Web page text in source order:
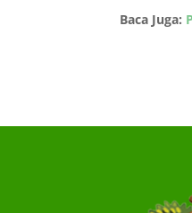
Baca Juga: